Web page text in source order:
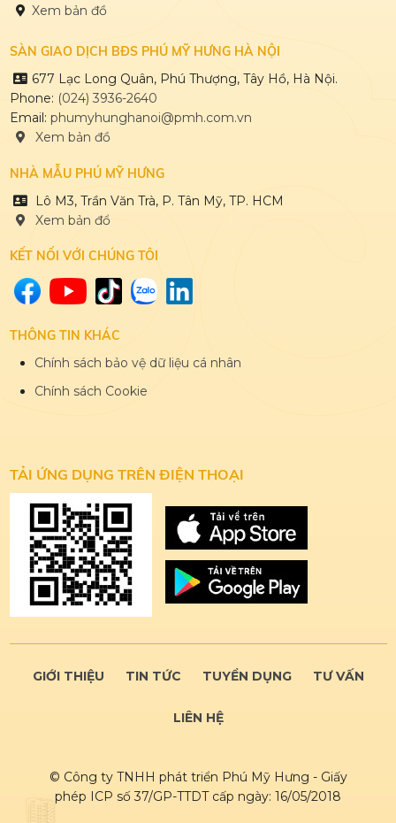
Xem bản đồ
SÀN GIAO DỊCH BĐS PHÚ MỸ HƯNG HÀ NỘI
677 Lạc Long Quân, Phú Thượng, Tây Hồ, Hà Nội.
Phone: (024) 3936-2640
Email: phumyhunghanoi@pmh.com.vn
Xem bản đồ
NHÀ MẪU PHÚ MỸ HƯNG
Lô M3, Trần Văn Trà, P. Tân Mỹ, TP. HCM
Xem bản đổ
KẾT NỐI VỚI CHÚNG TÔI
THÔNG TIN KHÁC
Chính sách bảo vệ dữ liệu cá nhân
Chính sách Cookie
TẢI ỨNG DỤNG TRÊN ĐIỆN THOẠI
GIỚI THIỆU TIN TỨC TUYỂN DỤNG TƯ VẤN
LIÊN HỆ
© Công ty TNHH phát triển Phú Mỹ Hưng - Giấy
phép ICP số 37/GP-TTDT cấp ngày: 16/05/2018